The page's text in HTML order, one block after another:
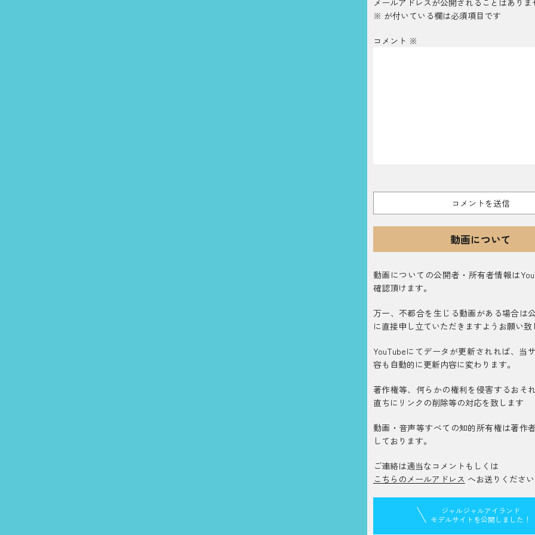
メールアドレスが公開されることはありま
※ が付いている欄は必須項目です
コメント ※
動画について
動画についての公開者・所有者情報は
確認頂けます。
万一、不都合を生じる動画がある場合は
に直接申し立ていただきますようお願い致
YouTubeにてデータが更新されれば、当
容も自動的に更新内容に変わります。
著作権等、何らかの権利を侵害するおそ
直ちにリンクの削除等の対応を致します
動画・音声等すべての知的所有権は著作
しております。
ご連絡は適当なコメントもしくは
こちらのメールアドレス へお送りくださ
ジャルジャルアイランド
モデルサイトを公開しました！